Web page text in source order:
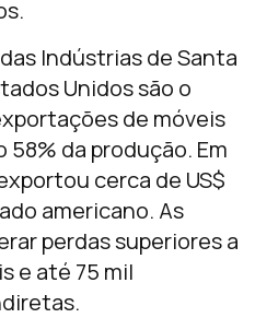
Indústrias de Santa
Unidos são o
de móveis
da produção. Em
cerca de US$
americano. As
perdas superiores a
e até 75 mil